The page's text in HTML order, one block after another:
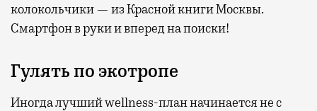
колокольчики — из Красной книги Москвы.
Смартфон в руки и вперед на поиски!
Гулять по экотропе
Иногда лучший wellness-план начинается не с